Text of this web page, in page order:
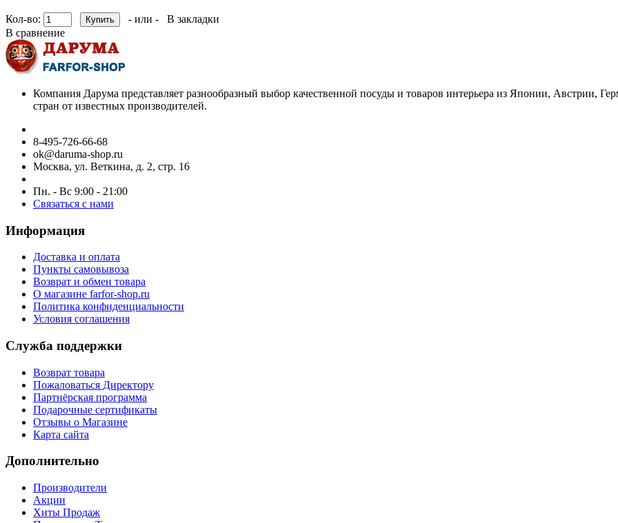
Кол-во: - или -
В закладки
В сравнение
Компания Дарума представляет разнообразный выбор качественной посуды и товаров интерьера из Японии,
стран от известных производителей.
8-495-726-66-68
ok@daruma-shop.ru
Москва, ул. Веткина, д. 2, стр. 16
Пн. - Вс 9:00 - 21:00
Связаться с нами
Информация
Доставка и оплата
Пункты самовывоза
Возврат и обмен товара
О магазине farfor-shop.ru
Политика конфиденциальности
Условия соглашения
Служба поддержки
Возврат товара
Пожаловаться Директору
Партнёрская программа
Подарочные сертификаты
Отзывы о Магазине
Карта сайта
Дополнительно
Производители
Акции
Хиты Продаж